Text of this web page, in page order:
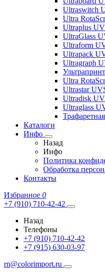
Ultraswitch
Ultra
Ultraplus
UltraGlass
Ultraform
Ultrapack
Ultragraph
Ultra
Ultrastar
Ultradisk
Ultraglass
Каталоги
Инфо
Назад
Инфо
Политика
Обработка
Контакты
Избранное 0
+7 (910) 710-42-42
Назад
Телефоны
+7 (910) 710-42-42
+7 (915) 630-03-97
rn@colorimport.ru